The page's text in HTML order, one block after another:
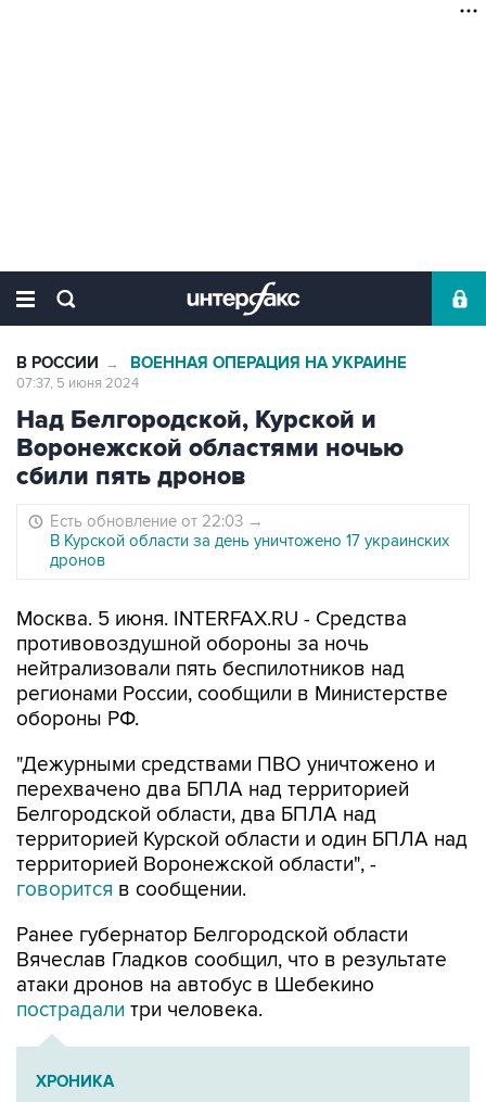
В РОССИИ → ВОЕННАЯ ОПЕРАЦИЯ НА УКРАИНЕ
07:37, 5 июня 2024
Над Белгородской, Курской и
Воронежской областями ночью
сбили пять дронов
Есть обновление от 22:03 →
В Курской области за день уничтожено 17 украинских
дронов
Москва. 5 июня. INTERFAX.RU - Средства
противовоздушной обороны за ночь
нейтрализовали пять беспилотников над
регионами России, сообщили в Министерстве
обороны РФ.
"Дежурными средствами ПВО уничтожено и
перехвачено два БПЛА над территорией
Белгородской области, два БПЛА над
территорией Курской области и один БПЛА над
территорией Воронежской области", -
говорится в сообщении.
Ранее губернатор Белгородской области
Вячеслав Гладков сообщил, что в результате
атаки дронов на автобус в Шебекино
пострадали три человека.
ХРОНИКА